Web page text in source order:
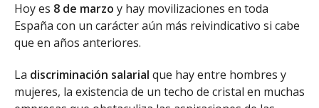
Hoy es 8 de marzo y hay movilizaciones en toda
España con un carácter aún más reivindicativo si cabe
que en años anteriores.
La discriminación salarial que hay entre hombres y
mujeres, la existencia de un techo de cristal en muchas